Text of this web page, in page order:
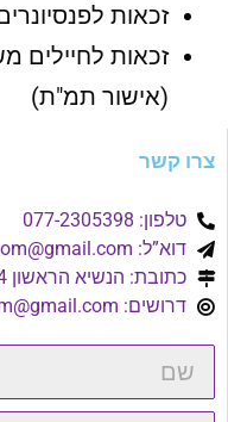
זכאות
זכאות לחיילים
(אישור תמ"ת)
צרו קשר
טלפון: 077-2305398
דוא”ל:
כתובת: הנשיא הראשון 34, רחובות
דרושים: